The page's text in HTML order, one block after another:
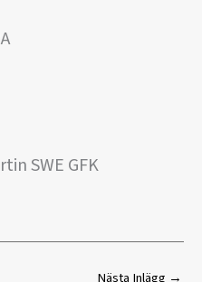
SWE GFK
Nästa Inlägg →